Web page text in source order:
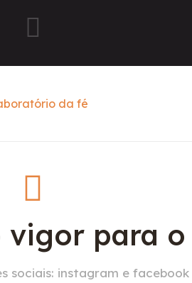
vigor para
sociais: instagram e